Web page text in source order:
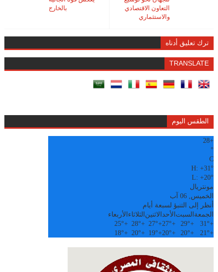
بالخارج
التعاون الاقتصادي
والاستثماري
ترك تعليق أدناه
TRANSLATE
الطقس اليوم
+
28
°
C
H:+31°
L:+20°
مونتريال
الخميس, 06 آب
أنظر إلى التنبؤ لسبعة أيام
الجمعة السبت الأحدالاثنين الثلاثاء الأربعاء
+
31°
+
29°
+
27°
+
27°
+
28°
+
25°
+
21°
+
20°
+
20°
+
19°
+
20°
+
18°